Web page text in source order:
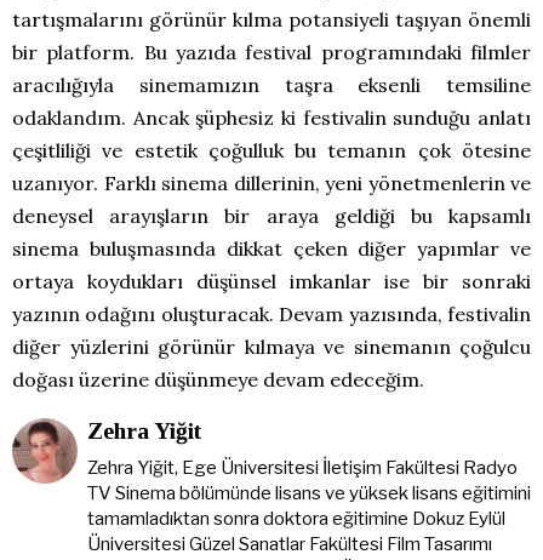
tartışmalarını görünür kılma potansiyeli taşıyan önemli
bir platform. Bu yazıda festival programındaki filmler
aracılığıyla sinemamızın taşra eksenli temsiline
odaklandım. Ancak şüphesiz ki festivalin sunduğu anlatı
çeşitliliği ve estetik çoğulluk bu temanın çok ötesine
uzanıyor. Farklı sinema dillerinin, yeni yönetmenlerin ve
deneysel arayışların bir araya geldiği bu kapsamlı
sinema buluşmasında dikkat çeken diğer yapımlar ve
ortaya koydukları düşünsel imkanlar ise bir sonraki
yazının odağını oluşturacak. Devam yazısında, festivalin
diğer yüzlerini görünür kılmaya ve sinemanın çoğulcu
doğası üzerine düşünmeye devam edeceğim.
Zehra Yiğit
Zehra Yiğit, Ege Üniversitesi İletişim Fakültesi Radyo
TV Sinema bölümünde lisans ve yüksek lisans eğitimini
tamamladıktan sonra doktora eğitimine Dokuz Eylül
Üniversitesi Güzel Sanatlar Fakültesi Film Tasarımı